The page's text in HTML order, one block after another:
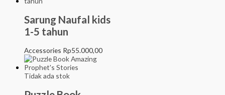
Sarung Naufal kids
1-5 tahun
Accessories Rp55.000,00
Tidak ada stok